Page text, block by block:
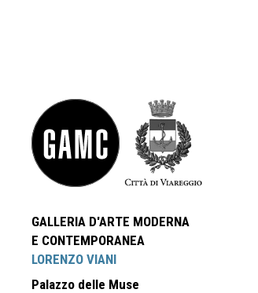
GALLERIA D'ARTE MODERNA
E CONTEMPORANEA
LORENZO VIANI
Palazzo delle Muse